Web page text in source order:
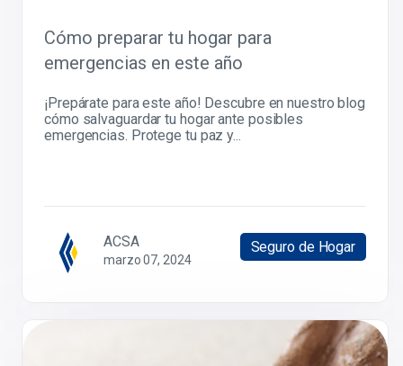
Cómo preparar tu hogar para
emergencias en este año
¡Prepárate para este año! Descubre en nuestro blog
cómo salvaguardar tu hogar ante posibles
emergencias. Protege tu paz y...
ACSA
marzo 07, 2024
Seguro de Hogar